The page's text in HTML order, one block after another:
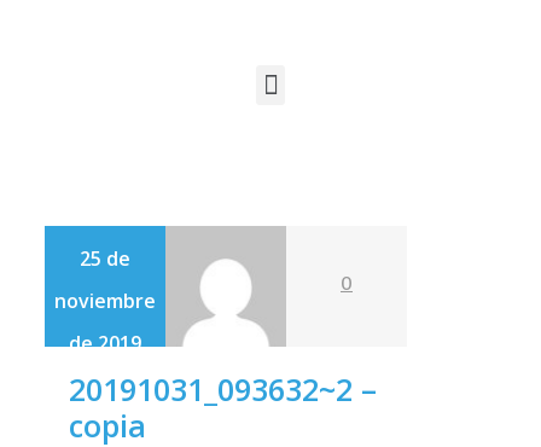
25 de
noviembre
de 2019
0
20191031_093632~2 –
copia